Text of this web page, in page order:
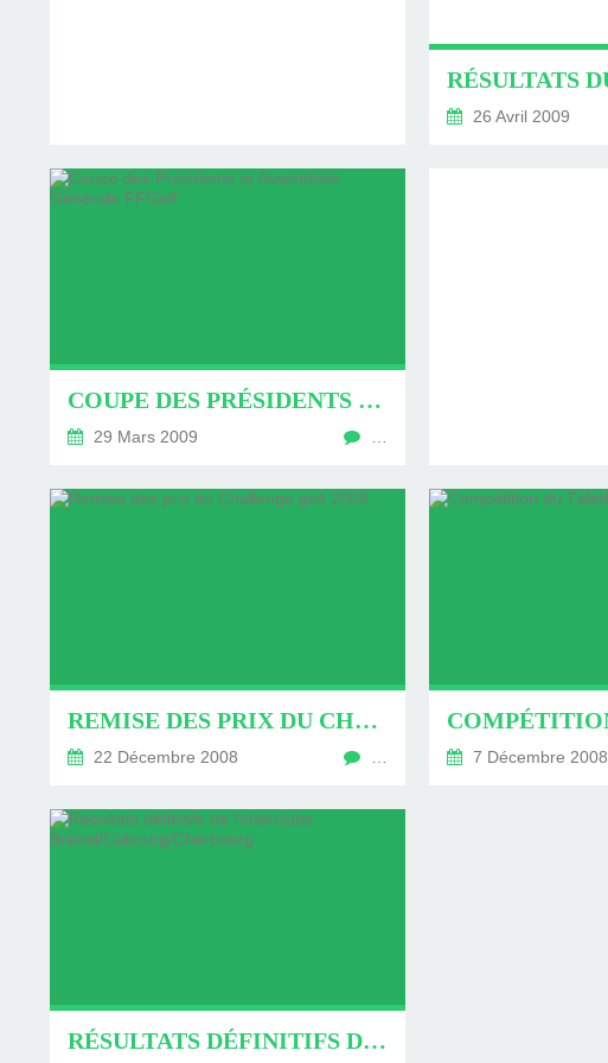
26 Avril 2009
COUPE DES PRÉSIDENTS ET ASSEMBLÉE GÉNÉRALE FFGOLF
29 Mars 2009
REMISE DES PRIX DU CHALLENGE GOLF 2008
22 Décembre 2008 7 Décembre 2008
RÉSULTATS DÉFINITIFS DE L'INTERCLUBS BRÉHAL/CABOURG/CHERBOURG